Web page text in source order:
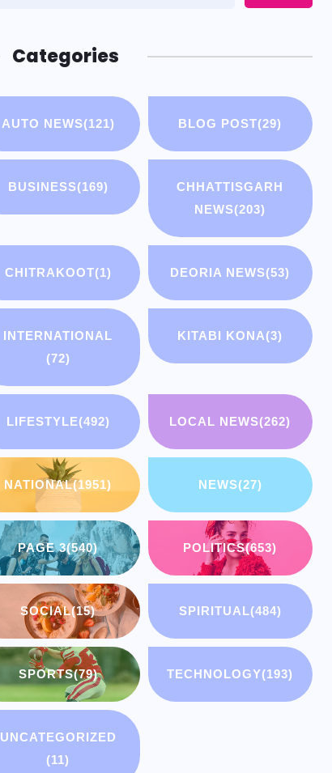
Categories
AUTO NEWS(121) BLOG POST(29)
BUSINESS(169)
CHHATTISGARH
NEWS(203)
CHITRAKOOT(1) DEORIA NEWS(53)
INTERNATIONAL
(72)
KITABI KONA(3)
LIFESTYLE(492) LOCAL NEWS(262)
NATIONAL(1951) NEWS(27)
PAGE 3(540) POLITICS(653)
SOCIAL(15) SPIRITUAL(484)
SPORTS(79) TECHNOLOGY(193)
UNCATEGORIZED
(11)